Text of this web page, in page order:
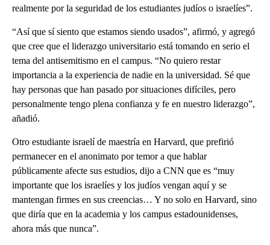
realmente por la seguridad de los estudiantes judíos o israelíes”.
“Así que sí siento que estamos siendo usados”, afirmó, y agregó
que cree que el liderazgo universitario está tomando en serio el
tema del antisemitismo en el campus. “No quiero restar
importancia a la experiencia de nadie en la universidad. Sé que
hay personas que han pasado por situaciones difíciles, pero
personalmente tengo plena confianza y fe en nuestro liderazgo”,
añadió.
Otro estudiante israelí de maestría en Harvard, que prefirió
permanecer en el anonimato por temor a que hablar
públicamente afecte sus estudios, dijo a CNN que es “muy
importante que los israelíes y los judíos vengan aquí y se
mantengan firmes en sus creencias… Y no solo en Harvard, sino
que diría que en la academia y los campus estadounidenses,
ahora más que nunca”.